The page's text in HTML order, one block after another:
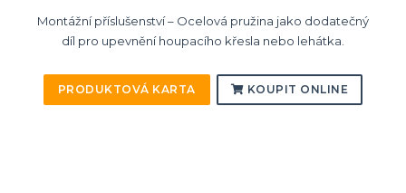
Montážní příslušenství – Ocelová pružina jako dodatečný
díl pro upevnění houpacího křesla nebo lehátka.
PRODUKTOVÁ KARTA KOUPIT ONLINE